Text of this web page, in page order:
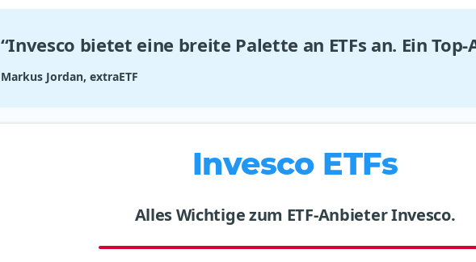
“Invesco bietet eine breite Palette an ETFs an. Ein
Markus Jordan, extraETF
Invesco ETFs
Alles Wichtige zum ETF-Anbieter Invesco.